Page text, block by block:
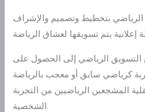
بتخطيط وتصميم والإشراف
التسويق الرياضي إلى الحصول على
كرياضي سابق أو معجب بالرياضة
المشجعين الرياضيين من التجربة
الشخصية.